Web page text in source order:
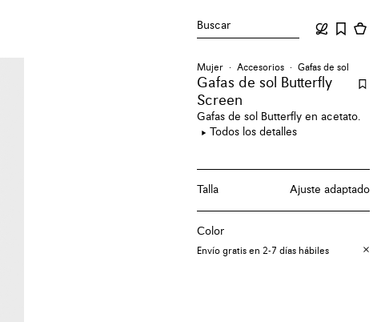
Buscar
Mujer Accesorios Gafas de sol
Gafas de sol Butterfly
Screen
Gafas de sol Butterfly en acetato.
Todos los detalles
Talla Ajuste adaptado
Color
Envío gratis en 2-7 días hábiles